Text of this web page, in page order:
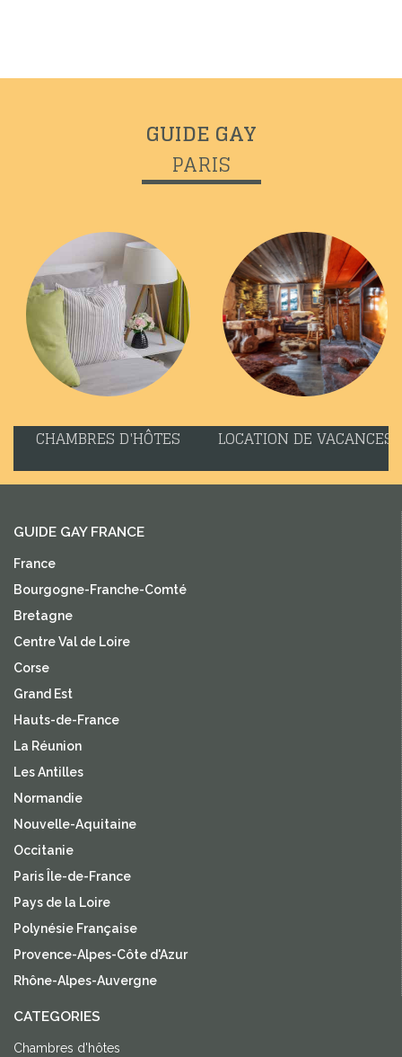
GUIDE GAY
PARIS
CHAMBRES D'HÔTES LOCATION DE VACANCES
GUIDE GAY FRANCE
France
Bourgogne-Franche-Comté
Bretagne
Centre Val de Loire
Corse
Grand Est
Hauts-de-France
La Réunion
Les Antilles
Normandie
Nouvelle-Aquitaine
Occitanie
Paris Île-de-France
Pays de la Loire
Polynésie Française
Provence-Alpes-Côte d'Azur
Rhône-Alpes-Auvergne
CATEGORIES
Chambres d'hôtes